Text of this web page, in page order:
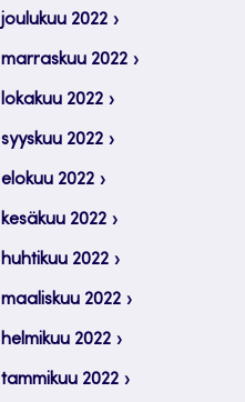
joulukuu 2022
marraskuu 2022
lokakuu 2022
syyskuu 2022
elokuu 2022
kesäkuu 2022
huhtikuu 2022
maaliskuu 2022
helmikuu 2022
tammikuu 2022